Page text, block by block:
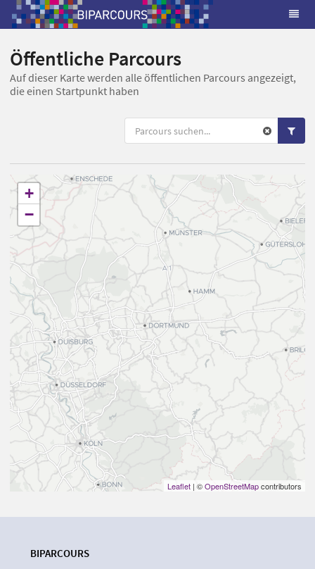
Öffentliche Parcours
Auf dieser Karte werden alle öffentlichen Parcours angezeigt,
die einen Startpunkt haben
+
−
Leaflet | ©OpenStreetMapcontributors
BIPARCOURS